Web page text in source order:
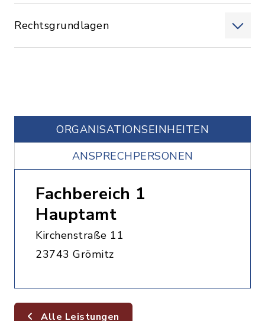
Rechtsgrundlagen
ORGANISATIONS­EINHEITEN
ANSPRECHPERSONEN
Fachbereich 1
Hauptamt
Kirchenstraße 11
23743 Grömitz
Alle Leistungen